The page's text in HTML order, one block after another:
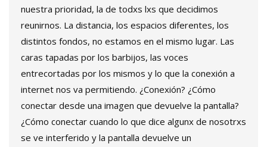
nuestra prioridad, la de todxs lxs que decidimos
reunirnos. La distancia, los espacios diferentes, los
distintos fondos, no estamos en el mismo lugar. Las
caras tapadas por los barbijos, las voces
entrecortadas por los mismos y lo que la conexión a
internet nos va permitiendo. ¿Conexión? ¿Cómo
conectar desde una imagen que devuelve la pantalla?
¿Cómo conectar cuando lo que dice algunx de nosotrxs
se ve interferido y la pantalla devuelve un